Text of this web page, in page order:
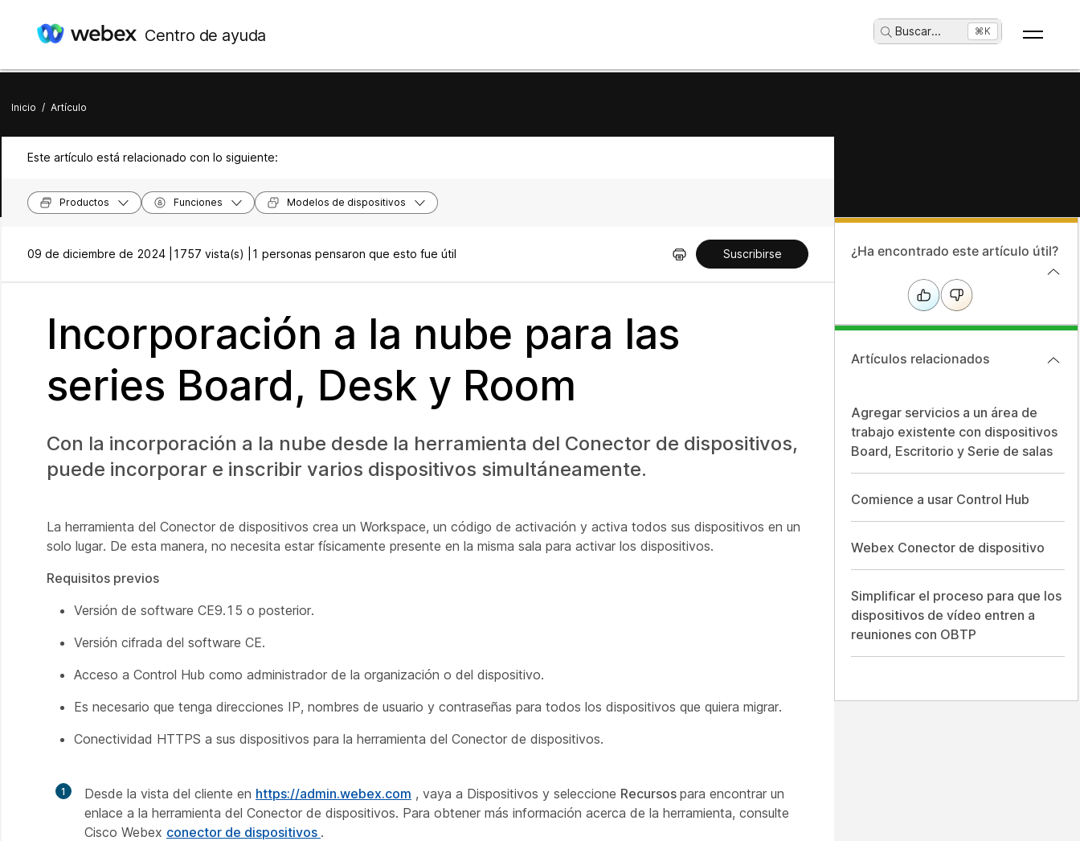
Centro de ayuda Buscar... ⌘K
Inicio / Artículo
Este artículo está relacionado con lo siguiente:
Productos Funciones Modelos de dispositivos
09 de diciembre de 2024 | 1757 vista(s) | 1 personas pensaron que esto fue útil Suscribirse
Incorporación a la nube para las
series Board, Desk y Room
Con la incorporación a la nube desde la herramienta del Conector de dispositivos,
puede incorporar e inscribir varios dispositivos simultáneamente.
La herramienta del Conector de dispositivos crea un Workspace, un código de activación y activa todos sus dispositivos en un
solo lugar. De esta manera, no necesita estar físicamente presente en la misma sala para activar los dispositivos.
Requisitos previos
Versión de software CE9.15 o posterior.
Versión cifrada del software CE.
Acceso a Control Hub como administrador de la organización o del dispositivo.
Es necesario que tenga direcciones IP, nombres de usuario y contraseñas para todos los dispositivos que quiera migrar.
Conectividad HTTPS a sus dispositivos para la herramienta del Conector de dispositivos.
1 Desde la vista del cliente en https://admin.webex.com , vaya a Dispositivos y seleccione Recursos para encontrar un
enlace a la herramienta del Conector de dispositivos. Para obtener más información acerca de la herramienta, consulte
Cisco Webex conector de dispositivos .
¿Ha encontrado este artículo útil?
Artículos relacionados
Agregar servicios a un área de
trabajo existente con dispositivos
Board, Escritorio y Serie de salas
Comience a usar Control Hub
Webex Conector de dispositivo
Simplificar el proceso para que los
dispositivos de vídeo entren a
reuniones con OBTP